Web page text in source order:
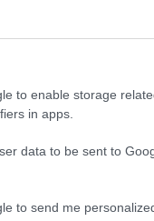
to enable storage
in apps.
data to be sent to
to send me
az infláció
tartósan magas
elleni